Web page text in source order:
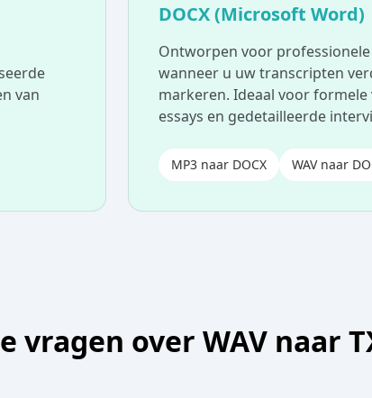
van
DOCX (Microsoft Word)
Ontworpen voor
wanneer u uw transcripten
markeren. Ideaal voor
essays en gedetailleerde
MP3 naar DOCX WAV naar
vragen over WAV naar